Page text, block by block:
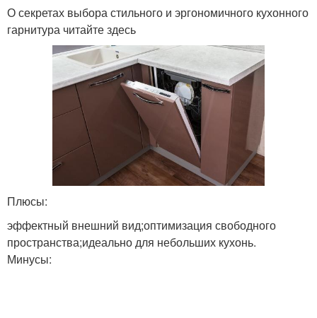
О секретах выбора стильного и эргономичного кухонного
гарнитура читайте здесь
Плюсы:
эффектный внешний вид;оптимизация свободного
пространства;идеально для небольших кухонь.
Минусы: